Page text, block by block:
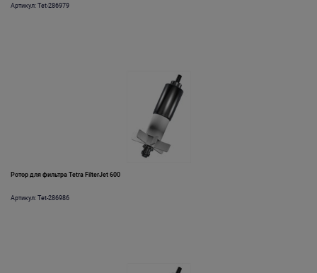
Артикул: Tet-286979
Ротор для фильтра Tetra FilterJet 600
Артикул: Tet-286986